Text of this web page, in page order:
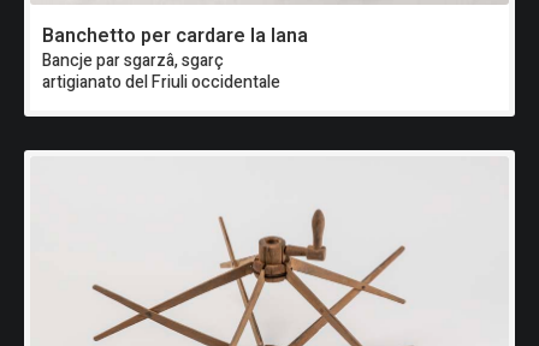
Banchetto per cardare la lana
Bancje par sgarzâ, sgarç
artigianato del Friuli occidentale